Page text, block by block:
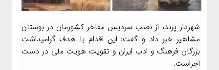
شهردار پرند، از نصب سردیس مفاخر کشورمان در بوستان
مشاهیر خبر داد و گفت: این اقدام با هدف گرامیداشت
بزرگان فرهنگ و ادب ایران و تقویت هویت ملی در دست
اجراست.